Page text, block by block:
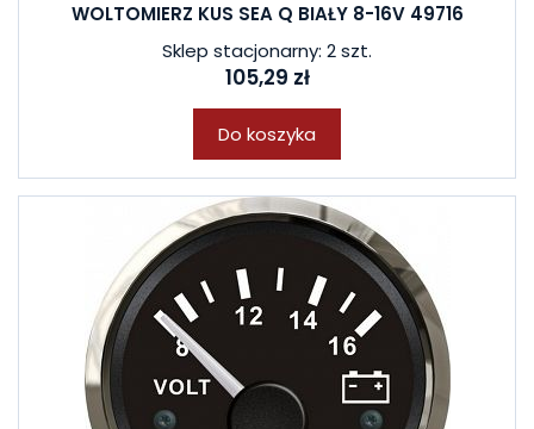
WOLTOMIERZ KUS SEA Q BIAŁY 8-16V 49716
Sklep stacjonarny: 2 szt.
105,29 zł
Do koszyka